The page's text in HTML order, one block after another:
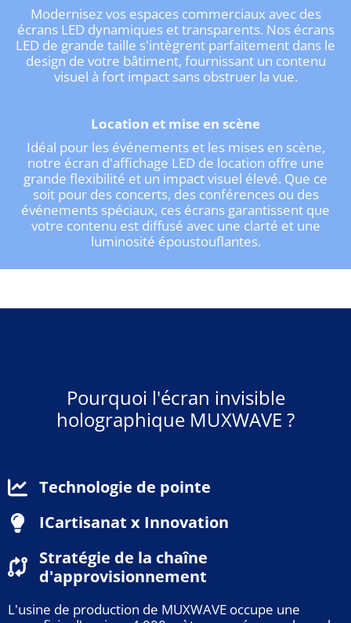
Modernisez vos espaces commerciaux avec des
écrans LED dynamiques et transparents. Nos écrans
LED de grande taille s'intègrent parfaitement dans le
design de votre bâtiment, fournissant un contenu
visuel à fort impact sans obstruer la vue.
Location et mise en scène
Idéal pour les événements et les mises en scène,
notre écran d'affichage LED de location offre une
grande flexibilité et un impact visuel élevé. Que ce
soit pour des concerts, des conférences ou des
événements spéciaux, ces écrans garantissent que
votre contenu est diffusé avec une clarté et une
luminosité époustouflantes.
Pourquoi l'écran invisible
holographique MUXWAVE ?
Technologie de pointe
ICartisanat x Innovation
Stratégie de la chaîne
d'approvisionnement
L'usine de production de MUXWAVE occupe une